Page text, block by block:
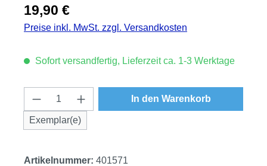
Regulärer Preis:
19,90 €
Preise inkl. MwSt. zzgl. Versandkosten
Sofort versandfertig, Lieferzeit ca. 1-3 Werktage
Produkt Anzahl: Gib den gewünschten
Exemplar(e)
In den Warenkorb
Artikelnummer: 401571